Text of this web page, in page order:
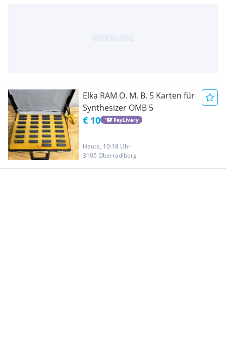
Elka RAM O. M. B. 5 Karten für
Synthesizer OMB 5
€ 10 PayLivery
Heute, 10:18 Uhr
3105 Oberradlberg